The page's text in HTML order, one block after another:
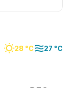
28 °C 27 °C